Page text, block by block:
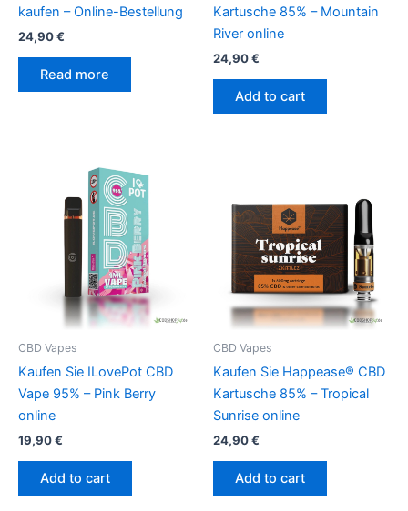
kaufen – Online-Bestellung
24,90€
Read more
Kartusche 85% – Mountain
River online
24,90€
Add to cart
CBD Vapes
Kaufen Sie ILovePot CBD
Vape 95% – Pink Berry
online
19,90€
Add to cart
CBD Vapes
Kaufen Sie Happease® CBD
Kartusche 85% – Tropical
Sunrise online
24,90€
Add to cart